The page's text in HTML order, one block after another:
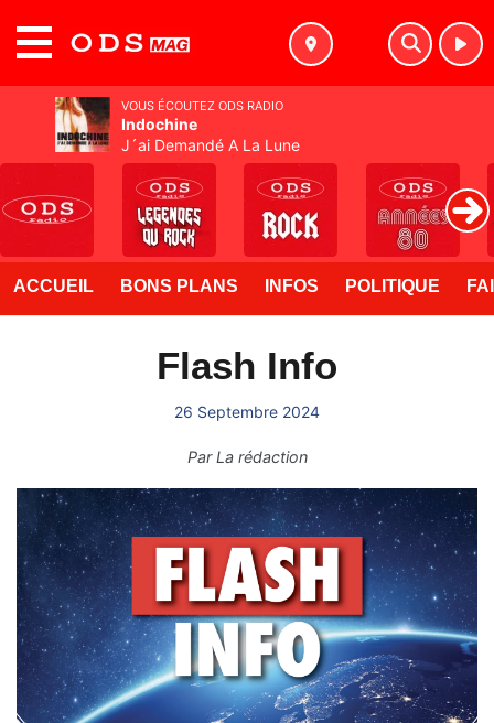
ACCUEIL BONS PLANS INFOS POLITIQUE
Flash Info
26 Septembre 2024
ParLa rédaction
VOUS ÉCOUTEZ ODS RADIO
Indochine
J´ai Demandé A La Lune